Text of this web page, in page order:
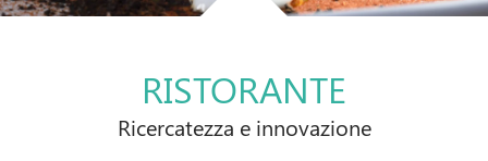
CHECK-IN
7
CHECK-OUT
RISTORANTE
Ricercatezza e innovazione